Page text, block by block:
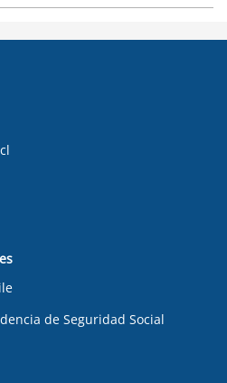
de Seguridad Social